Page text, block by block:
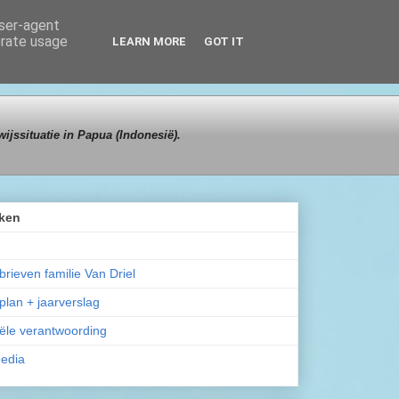
in Papua (Indonesië).
familie Van Driel
+ jaarverslag
verantwoording
agent
usage
LEARN MORE GOT IT